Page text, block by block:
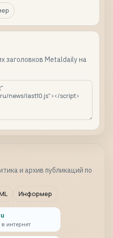
заголовков Metaldaily на
и архив публикаций по
Информер
интернет